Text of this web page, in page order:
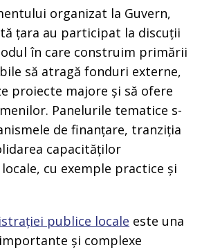
organizat la Guvern,
țara au participat la discuții
în care construim primării
să atragă fonduri externe,
proiecte majore și să ofere
Panelurile tematice s-
de finanțare, tranziția
capacităților
cu exemple practice și
publice locale este una
și complexe